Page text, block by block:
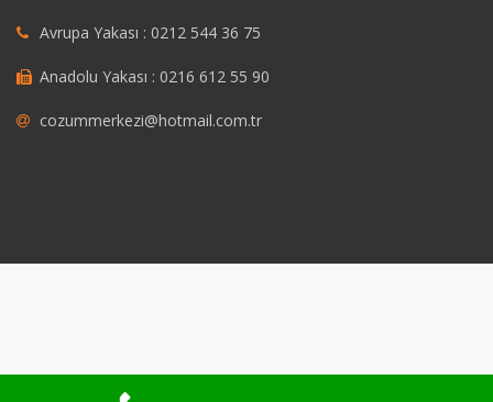
Avrupa Yakası : 0212 544 36 75
Anadolu Yakası : 0216 612 55 90
cozummerkezi@hotmail.com.tr